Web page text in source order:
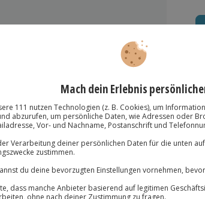
übertragbar.